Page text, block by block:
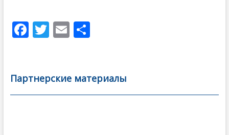
F
b
o
T
er
E
l
О
а
в
Партнерские материалы